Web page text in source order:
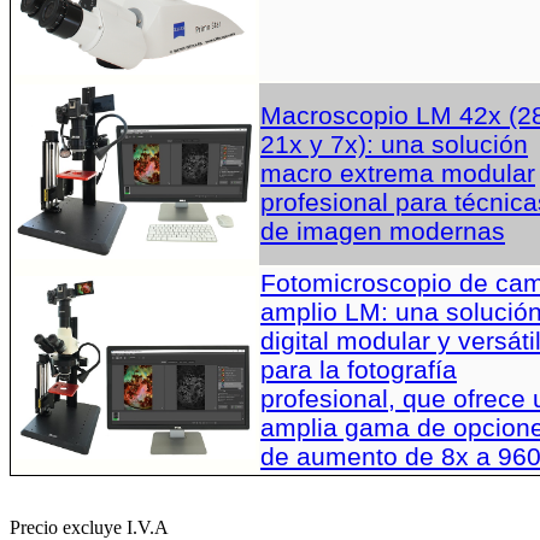
Macroscopio LM 42x
21x y 7x): una solución
macro extrema modular
profesional para
de imagen modernas
Fotomicroscopio de
amplio LM: una
digital modular y versátil
para la fotografía
profesional, que ofrece
amplia gama de
de aumento de 8x a
Precio excluye I.V.A